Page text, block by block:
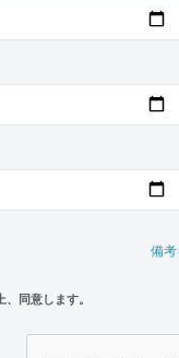
備
、同意します。